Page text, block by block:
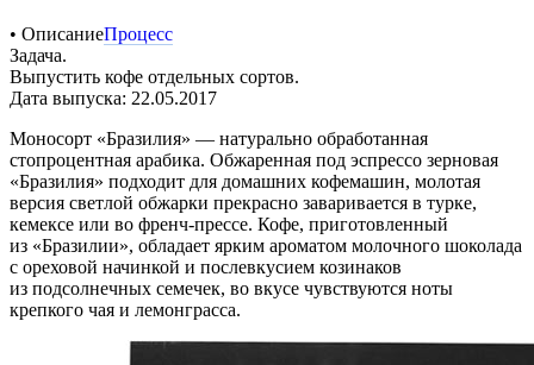
• ОписаниеПроцесс
Задача.
Выпустить кофе отдельных сортов.
Дата выпуска: 22.05.2017
Моносорт «Бразилия» — натурально обработанная
стопроцентная арабика. Обжаренная под эспрессо зерновая
«Бразилия» подходит для домашних кофемашин, молотая
версия светлой обжарки прекрасно заваривается в турке,
кемексе или во френч-прессе. Кофе, приготовленный
из «Бразилии», обладает ярким ароматом молочного шоколада
с ореховой начинкой и послевкусием козинаков
из подсолнечных семечек, во вкусе чувствуются ноты
крепкого чая и лемонграсса.